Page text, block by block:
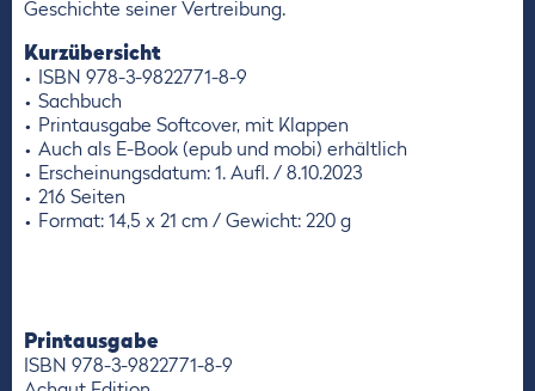
Geschichte seiner Vertreibung.
Kurzübersicht
ISBN 978-3-9822771-8-9
Sachbuch
Printausgabe Softcover, mit Klappen
Auch als E-Book (epub und mobi) erhältlich
Erscheinungsdatum: 1. Aufl. / 8.10.2023
216 Seiten
Format: 14,5 x 21 cm / Gewicht: 220 g
Printausgabe
ISBN 978-3-9822771-8-9